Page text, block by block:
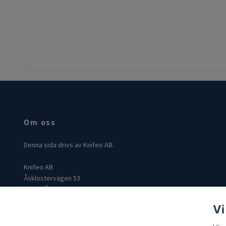
Om oss
Denna sida drivs av Knifeo AB.
Knifeo AB
Åsklostervägen 53
432 96 Åskloster